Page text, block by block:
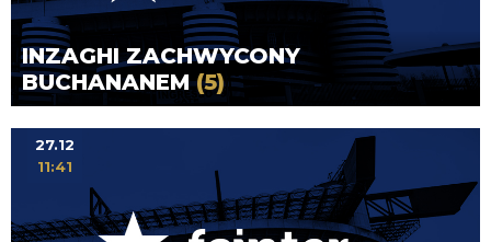
INZAGHI ZACHWYCONY
BUCHANANEM(5)
27.12
11:41